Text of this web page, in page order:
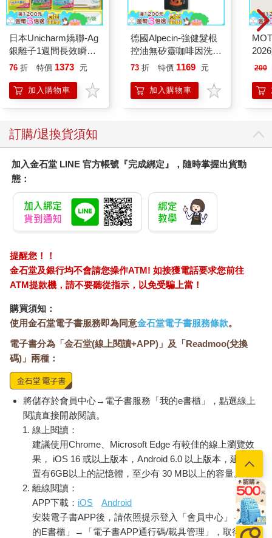
日本Unicharm嬌聯-Ag
銀離子1週間長效瞬吸
乾爽寵物消臭大師貓尿
防滲漏貓尿布/可觀察
尿色貓潔墊補充包/本
76 折 特價 1373 元
加入購物車
德國Alpecin-強健髮根
控油無矽靈咖啡因洗髮
凝露375ml/瓶-C1強健
調理頭皮洗髮液/0矽靈
滋潤洗頭髮水/一般髮
73 折 特價 1169 元
加入購物車
200
訂購/退換貨須知
加入金石堂 LINE 官方帳號『完成綁定』，隨時掌握出貨動
態：
提醒您！！
金石堂及銀行均不會請您操作ATM! 如接獲電話要求您前往
ATM提款機，請不要聽從指示，以免受騙上當！
購買須知：
使用金石堂電子書服務即為同意金石堂電子書服務條款。
電子書分為「金石堂(線上閱讀+APP)」及「Readmoo(兌換
碼)」兩種：
將儲存於會員中心→電子書服務「我的e書櫃」，點選線上
閱讀直接開啟閱讀。
線上閱讀：
建議使用Chrome、Microsoft Edge 有較佳的線上瀏覽效
果， iOS 16 或以上版本，Android 6.0 以上版本，建議裝
置有6GB以上的記憶體，至少有 30 MB以上的容量。
離線閱讀：
APP下載： iOS
Android
安裝電子書APP後，請依照提示登入「會員中心」→「我
的E書櫃」→「電子書APP通行碼/載具管理」，取得通行